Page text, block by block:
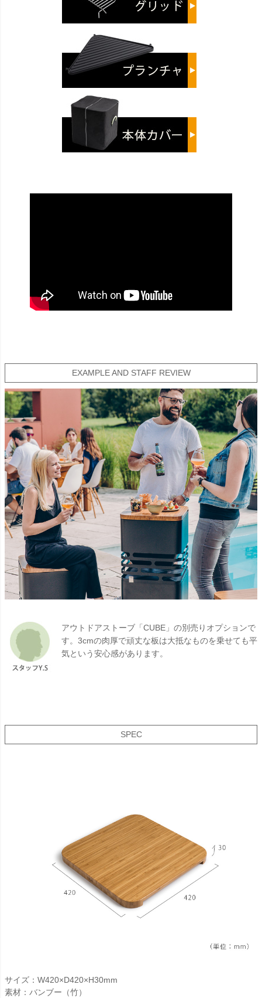
EXAMPLE AND STAFF REVIEW
アウトドアストーブ「CUBE」の別売りオプションで
す。3cmの肉厚で頑丈な板は大抵なものを乗せても平
気という安心感があります。
SPEC
サイズ：W420×D420×H30mm
素材：バンブー（竹）